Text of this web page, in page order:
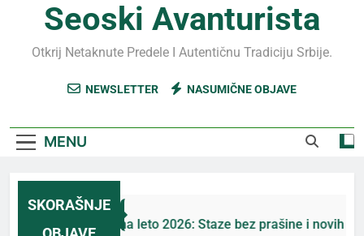
Seoski Avanturista
Otkrij Netaknute Predele I Autentičnu Tradiciju Srbije.
NEWSLETTER NASUMIČNE OBJAVE
MENU
SKORAŠNJE
Jahorina leto 2026: Staze bez prašine i novih eko-